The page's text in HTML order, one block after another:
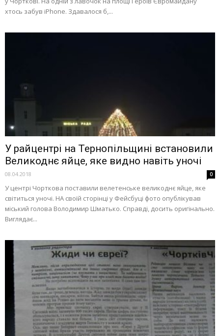
хтось забув iPhone. Здавалося б,...
У райцентрі на Тернопільщині встановили
Великоднє яйце, яке видно навіть уночі
08.04.2018 0
У центрі Чорткова поставили велетенське великоднє яйце, яке
світиться уночі. НА своїй сторінці у Фейсбуці фото опублікував
міський голова Володимир Шматько. Справді, досить оригінально.
Виглядає...